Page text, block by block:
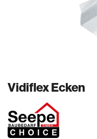
Vidiflex Ecken